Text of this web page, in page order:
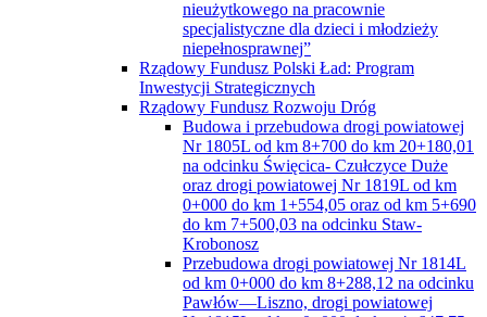
Wychowawczego w Dorohusku wraz
ze zmianą sposobu użytkowania poddasza
nieużytkowego na pracownie
specjalistyczne dla dzieci i młodzieży
niepełnosprawnej”
Rządowy Fundusz Polski Ład: Program
Inwestycji Strategicznych
Rządowy Fundusz Rozwoju Dróg
Budowa i przebudowa drogi powiatowej
Nr 1805L od km 8+700 do km 20+180,01
na odcinku Święcica- Czułczyce Duże
oraz drogi powiatowej Nr 1819L od km
0+000 do km 1+554,05 oraz od km 5+690
do km 7+500,03 na odcinku Staw-
Krobonosz
Przebudowa drogi powiatowej Nr 1814L